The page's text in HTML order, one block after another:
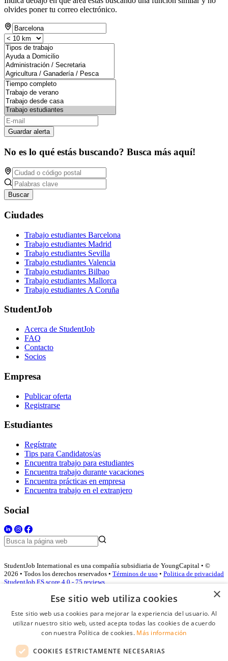
olvides poner tu correo electrónico.
Guardar alerta
No es lo qué estás buscando? Busca más aquí!
Buscar
Ciudades
Trabajo estudiantes Barcelona
Trabajo estudiantes Madrid
Trabajo estudiantes Sevilla
Trabajo estudiantes Valencia
Trabajo estudiantes Bilbao
Trabajo estudiantes Mallorca
Trabajo estudiantes A Coruña
StudentJob
Acerca de StudentJob
FAQ
Contacto
Socios
Empresa
Publicar oferta
Registrarse
Estudiantes
Regístrate
Tips para Candidatos/as
Encuentra trabajo para estudiantes
Encuentra trabajo durante vacaciones
Encuentra prácticas en empresa
Encuentra trabajo en el extranjero
Social
StudentJob International es una compañía subsidiaria de YoungCapital • ©
2026 • Todos los derechos reservados • Términos de uso • Politica de privacidad
StudentJob ES score 4.0 - 75 reviews
Acceso empresas
Contraseña
×
Ese sitio web utiliza cookies
Este sitio web usa cookies para mejorar la experiencia del usuario. Al
utilizar nuestro sitio web, usted acepta todas las cookies de acuerdo
con nuestra Política de cookies. Más información
COOKIES ESTRICTAMENTE NECESARIAS